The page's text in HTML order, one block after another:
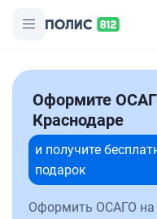
Оформите
Краснодаре
и получите
подарок
Оформить ОСАГО на